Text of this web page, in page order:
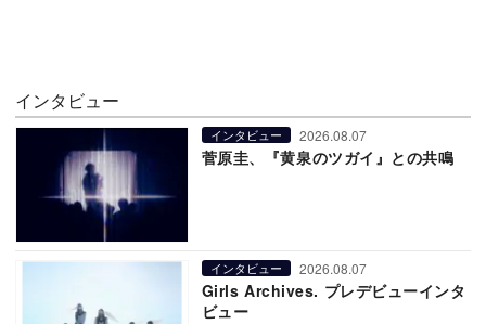
インタビュー
インタビュー 2026.08.07
菅原圭、『黄泉のツガイ』との共鳴
インタビュー 2026.08.07
Girls Archives. プレデビューインタ
ビュー